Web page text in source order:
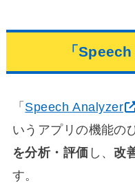
「
「 Speech Analyzer
いうアプリの機能の
を分析・評価 し、改
す。